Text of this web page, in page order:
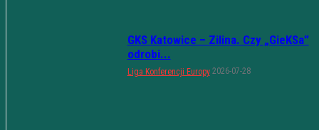
GKS Katowice – Zilina. Czy „GieKSa”
odrobi...
Liga Konferencji Europy 2026-07-28